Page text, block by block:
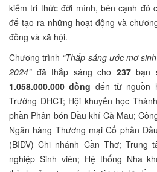
kiếm tri thức đời mình, bên cạnh đó
để tạo ra những hoạt động và
đồng và xã hội.
Chương trình “Thắp sáng ước mơ
2024” đã thắp sáng cho 237bạn
1.058.000.000 đồng đến từ nguồn
Trường ĐHCT; Hội khuyến học
phần Phân bón Dầu khí Cà Mau;
Ngân hàng Thương mại Cổ phần
(BIDV) Chi nhánh Cần Thơ; Trung
nghiệp Sinh viên; Hệ thống Nha